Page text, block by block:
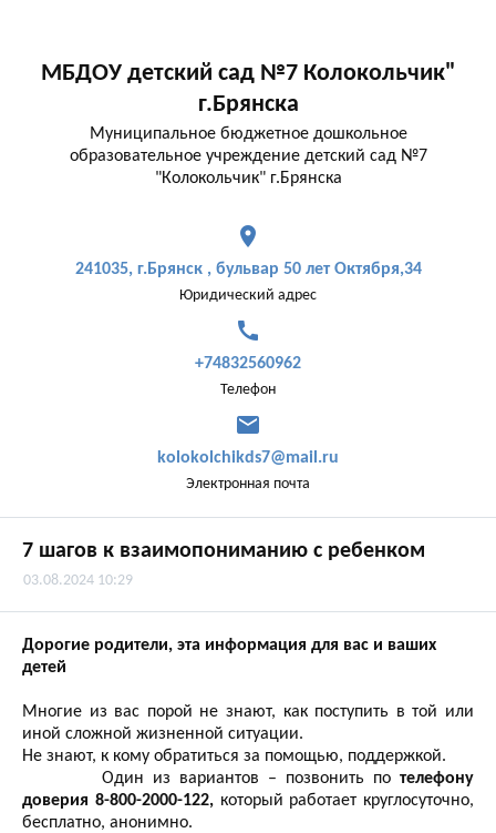
МБДОУ детский сад №7 Колокольчик"
г.Брянска
Муниципальное бюджетное дошкольное
образовательное учреждение детский сад №7
"Колокольчик" г.Брянска
place
241035, г.Брянск , бульвар 50 лет Октября,34
Юридический адрес
call
+74832560962
Телефон
mail
kolokolchikds7@mail.ru
Электронная почта
7 шагов к взаимопониманию с ребенком
03.08.2024 10:29
Дорогие родители, эта информация для вас и ваших
детей
Многие из вас порой не знают, как поступить в той или
иной сложной жизненной ситуации.
Не знают, к кому обратиться за помощью, поддержкой.
Один из вариантов – позвонить по телефону
доверия 8-800-2000-122, который работает круглосуточно,
бесплатно, анонимно.